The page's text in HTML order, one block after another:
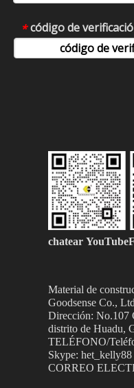
* código de
chatear
Material de
Goodsense Co., Ltd
Dirección: No.107
distrito de Huadu,
TELÉFONO/
Skype: het_kelly88
CORREO